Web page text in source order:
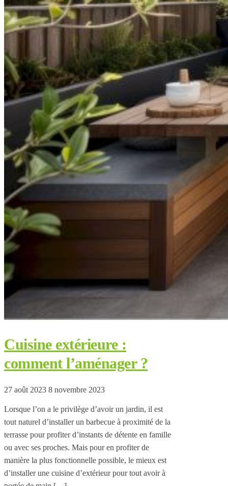
Cuisine extérieure :
comment l’aménager ?
27 août 2023 8 novembre 2023
Lorsque l’on a le privilège d’avoir un jardin, il est
tout naturel d’installer un barbecue à proximité de la
terrasse pour profiter d’instants de détente en famille
ou avec ses proches. Mais pour en profiter de
manière la plus fonctionnelle possible, le mieux est
d’installer une cuisine d’extérieur pour tout avoir à